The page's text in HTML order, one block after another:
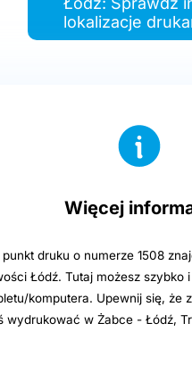
lokalizacje
Więcej
druku o numerze 1508
Łódź. Tutaj możesz szybko
komputera. Upewnij się, że
wydrukować w Żabce - Łódź,